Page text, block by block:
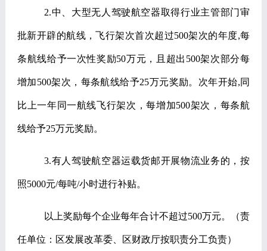
2.中、大型无人驾驶航空器取得行业主管部门审
批新开辟的航线，飞行架次首次超过500架次的年度,每
条航线给予一次性奖励50万元，且超出 500架次部分每
增加500架次，每条航线给予25万元奖励。次年开始,同
比上一年同一航线飞行架次，每增加500架次，每条航
线给予25万元奖励。
3.有人驾驶航空器运载货邮开展物流业务的，按
照5000元/每吨/小时进行补贴。
以上奖励每个企业每年合计不超过500万元。 （责
任单位：区发展改革委、区财政厅按职责分工负责）